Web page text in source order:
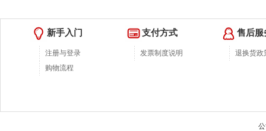
新手入门
注册与登录
购物流程
支付方式
发票制度说明
售后服
退换货政